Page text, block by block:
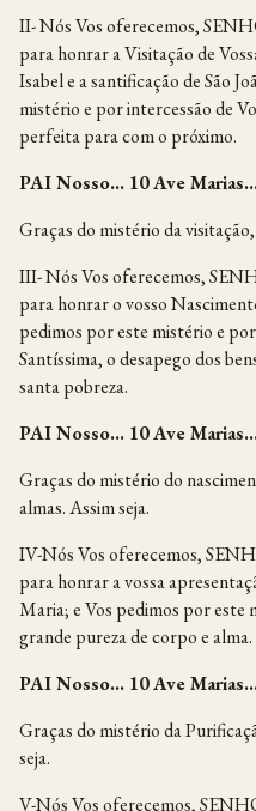
II- Nós Vos oferecemos,
para honrar a Visitação de
Isabel e a santificação de São
mistério e por intercessão de
perfeita para com o próximo.
PAI Nosso… 10 Ave
Graças do mistério da visitação,
III- Nós Vos oferecemos,
para honrar o vosso
pedimos por este mistério e
Santíssima, o desapego dos
santa pobreza.
PAI Nosso… 10 Ave
Graças do mistério do
almas. Assim seja.
IV-Nós Vos oferecemos,
para honrar a vossa
Maria; e Vos pedimos por este
grande pureza de corpo e alma.
PAI Nosso… 10 Ave
Graças do mistério da
seja.
V-Nós Vos oferecemos,